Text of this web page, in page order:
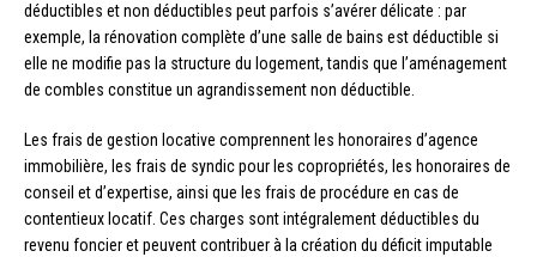
déductibles et non déductibles peut parfois s’avérer délicate : par
exemple, la rénovation complète d’une salle de bains est déductible si
elle ne modifie pas la structure du logement, tandis que l’aménagement
de combles constitue un agrandissement non déductible.
Les frais de gestion locative comprennent les honoraires d’agence
immobilière, les frais de syndic pour les copropriétés, les honoraires de
conseil et d’expertise, ainsi que les frais de procédure en cas de
contentieux locatif. Ces charges sont intégralement déductibles du
revenu foncier et peuvent contribuer à la création du déficit imputable